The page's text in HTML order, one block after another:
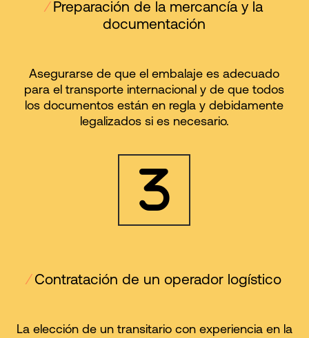
⁄Preparación de la mercancía y la
documentación
Asegurarse de que el embalaje es adecuado
para el transporte internacional y de que todos
los documentos están en regla y debidamente
legalizados si es necesario.
⁄Contratación de un operador logístico
La elección de un transitario con experiencia en la